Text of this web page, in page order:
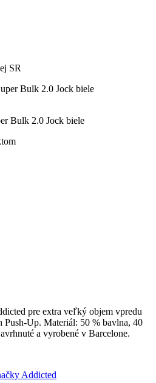
SR
Bulk 2.0 Jock biele
pre extra veľký objem vpredu
Up. Materiál: 50 % bavlna, 40
a vyrobené v Barcelone.